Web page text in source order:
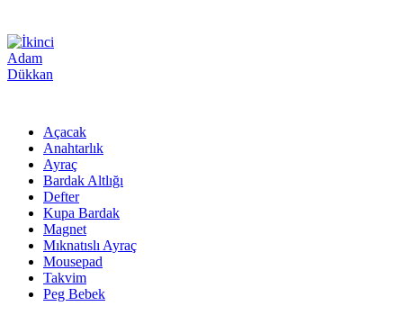
Açacak
Anahtarlık
Ayraç
Bardak Altlığı
Defter
Kupa Bardak
Magnet
Mıknatıslı Ayraç
Mousepad
Takvim
Peg Bebek